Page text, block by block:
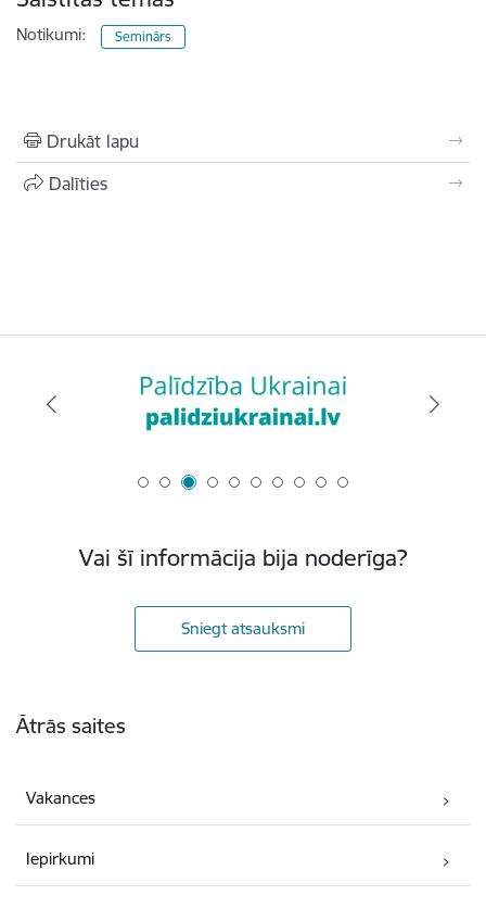
Notikumi: Seminārs
Drukāt lapu
Dalīties
Vai šī informācija bija noderīga?
Sniegt atsauksmi
Ātrās saites
Vakances
Iepirkumi